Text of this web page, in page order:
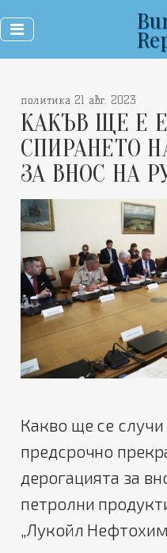
политика 21 авг. 2023
КАКЪВ ЩЕ Е
СПИРАНЕТО
ЗА ВНОС НА
Какво ще се
предсрочно
дерогацията за
петролни
„Лукойл Нефтохим